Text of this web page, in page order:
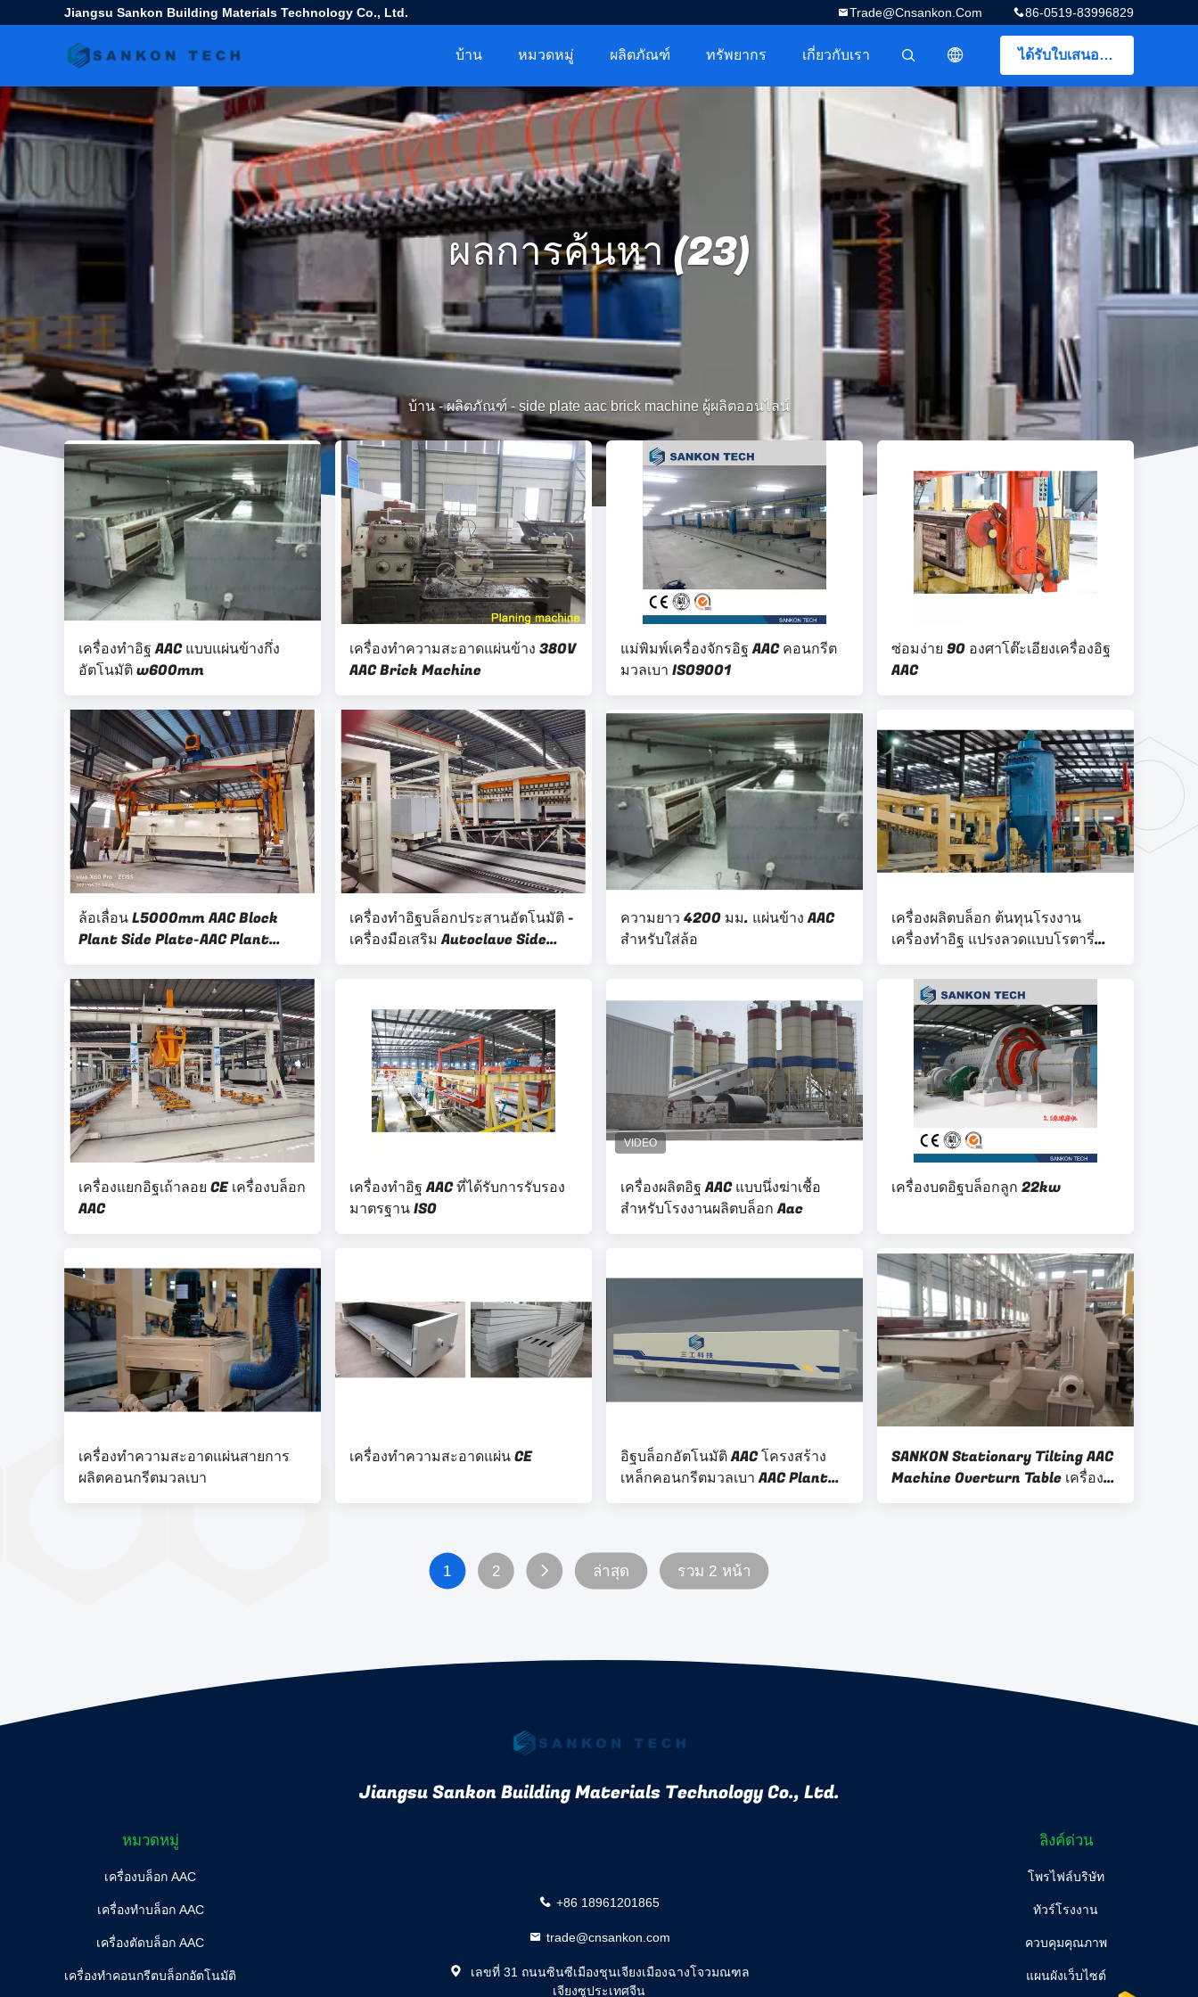
Jiangsu Sankon Building Materials Technology Co., Ltd. 86-0519-83996829
Trade@cnsankon.com
ได้รับใบเสนอราคา
描述
บ้าน หมวดหมู่ ผลิตภัณฑ์ ทรัพยากร เกี่ยวกับเรา
ผลการค้นหา (23)
บ้าน-ผลิตภัณฑ์- side plate aac brick machine ผู้ผลิตออนไลน์
เครื่องทำอิฐ AAC แบบแผ่นข้างกึ่ง
อัตโนมัติ w600mm
เครื่องทำความสะอาดแผ่นข้าง 380V
AAC Brick Machine
แม่พิมพ์เครื่องจักรอิฐ AAC คอนกรีต
มวลเบา ISO9001
ซ่อมง่าย 90 องศาโต๊ะเอียงเครื่องอิฐ
AAC
ล้อเลื่อน L5000mm AAC Block
Plant Side Plate-AAC Plant
Cross เครื่องตัดอิฐ AAC แบบ
อัตโนมัติเต็มรูปแบบ
เครื่องทำอิฐบล็อกประสานอัตโนมัติ -
เครื่องมือเสริม Autoclave Side
Plate
ความยาว 4200 มม. แผ่นข้าง AAC
สำหรับใส่ล้อ
เครื่องผลิตบล็อก ต้นทุนโรงงาน
เครื่องทำอิฐ แปรงลวดแบบโรตารี่
Lowes-Rotary เครื่องทำความ
สะอาดแผ่นด้านข้าง
เครื่องแยกอิฐเถ้าลอย CE เครื่องบล็อก
AAC
เครื่องทำอิฐ AAC ที่ได้รับการรับรอง
มาตรฐาน ISO
เครื่องผลิตอิฐ AAC แบบนึ่งฆ่าเชื้อ
สำหรับโรงงานผลิตบล็อก Aac
เครื่องบดอิฐบล็อกลูก 22kw
เครื่องทำความสะอาดแผ่นสายการ
ผลิตคอนกรีตมวลเบา
เครื่องทำความสะอาดแผ่น CE
อิฐบล็อกอัตโนมัติ AAC โครงสร้าง
เหล็กคอนกรีตมวลเบา AAC Plant
Mold
SANKON Stationary Tilting AAC
Machine Overturn Table เครื่อง
ทำบล็อกคอนกรีตอัตโนมัติ / อิฐ
1 2 ล่าสุด รวม 2 หน้า
Jiangsu Sankon Building Materials Technology Co., Ltd.
หมวดหมู่
เครื่องบล็อก AAC
เครื่องทำบล็อก AAC
เครื่องตัดบล็อก AAC
เครื่องทำคอนกรีตบล็อกอัตโนมัติ
+86 18961201865
trade@cnsankon.com
เลขที่ 31 ถนนซินซีเมืองชุนเจียงเมืองฉางโจวมณฑล
เจียงซูประเทศจีน
ลิงค์ด่วน
โพรไฟล์บริษัท
ทัวร์โรงงาน
ควบคุมคุณภาพ
แผนผังเว็บไซต์